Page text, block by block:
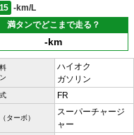
-km/L
満タンでどこまで走る？
-km
ハイオク
ガソリン
FR
ターボ）
スーパーチャージ
ャー